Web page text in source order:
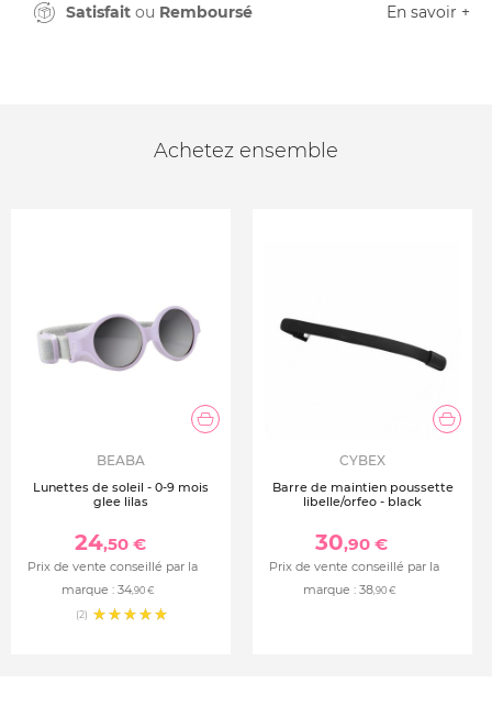
Satisfait ou Remboursé En savoir +
Achetez ensemble
BEABA
Lunettes de soleil - 0-9 mois
glee lilas
24,50 €
Prix de vente conseillé par la
marque : 34,90 €
(2)
CYBEX
Barre de maintien poussette
libelle/orfeo - black
30,90 €
Prix de vente conseillé par la
marque : 38,90 €